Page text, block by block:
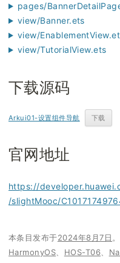
pages/
view/Banner.ets
view/
view/TutorialView.ets
下载源码
Arkui01-设置组件导航 下载
官网地址
https://
/slightMooc/
本条目发布于2024年8月7日
HarmonyOS
HOS-T06